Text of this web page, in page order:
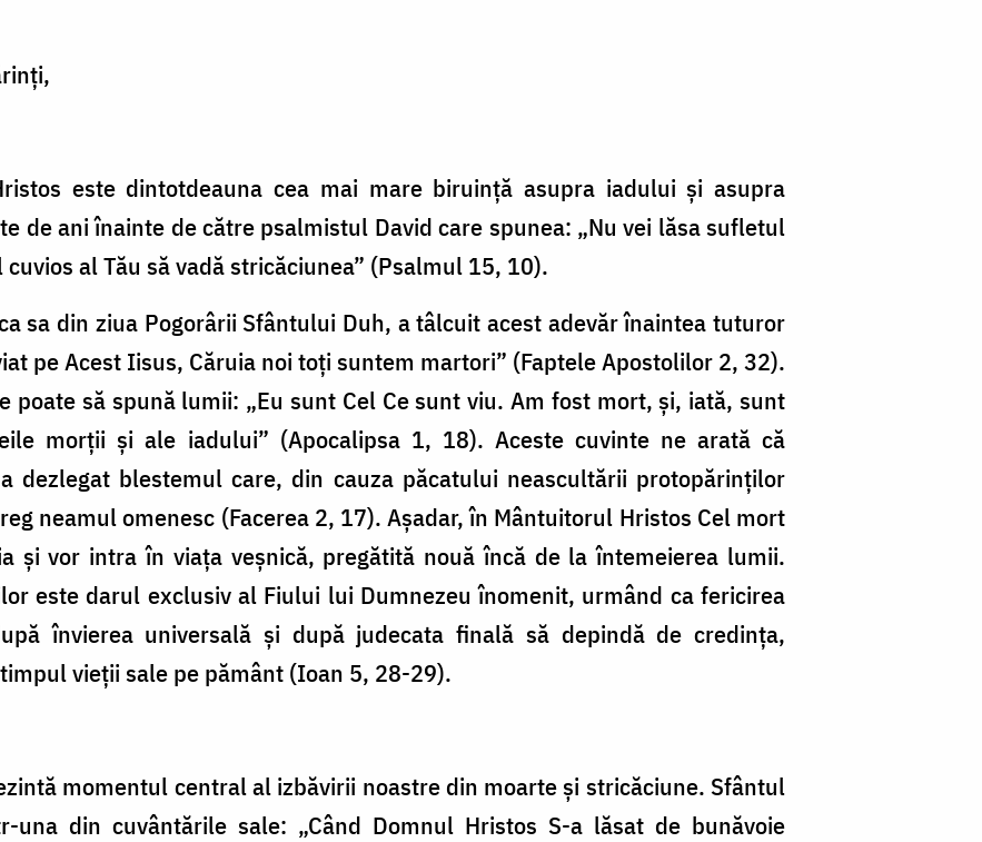
este dintotdeauna cea mai mare biruinţă asupra iadului şi asupra
de ani înainte de către psalmistul David care spunea: „Nu vei lăsa sufletul
al Tău să vadă stricăciunea” (Psalmul 15, 10).
sa din ziua Pogorârii Sfântului Duh, a tâlcuit acest adevăr înaintea tuturor
pe Acest Iisus, Căruia noi toţi suntem martori” (Faptele Apostolilor 2, 32).
poate să spună lumii: „Eu sunt Cel Ce sunt viu. Am fost mort, şi, iată, sunt
morţii şi ale iadului” (Apocalipsa 1, 18). Aceste cuvinte ne arată că
dezlegat blestemul care, din cauza păcatului neascultării protopărinţilor
neamul omenesc (Facerea 2, 17). Aşadar, în Mântuitorul Hristos Cel mort
şi vor intra în viaţa veşnică, pregătită nouă încă de la întemeierea lumii.
este darul exclusiv al Fiului lui Dumnezeu înomenit, urmând ca fericirea
învierea universală şi după judecata finală să depindă de credinţa,
vieţii sale pe pământ (Ioan 5, 28-29).
momentul central al izbăvirii noastre din moarte şi stricăciune. Sfântul
una din cuvântările sale: „Când Domnul Hristos S-a lăsat de bunăvoie